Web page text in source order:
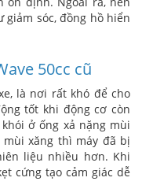
giảm sóc, đồng hồ hiển
50cc cũ
là nơi rất khó để cho
tốt khi động cơ còn
ở ống xả nặng mùi
xăng thì máy đã bị
liệu nhiều hơn. Khi
cứng tạo cảm giác dễ